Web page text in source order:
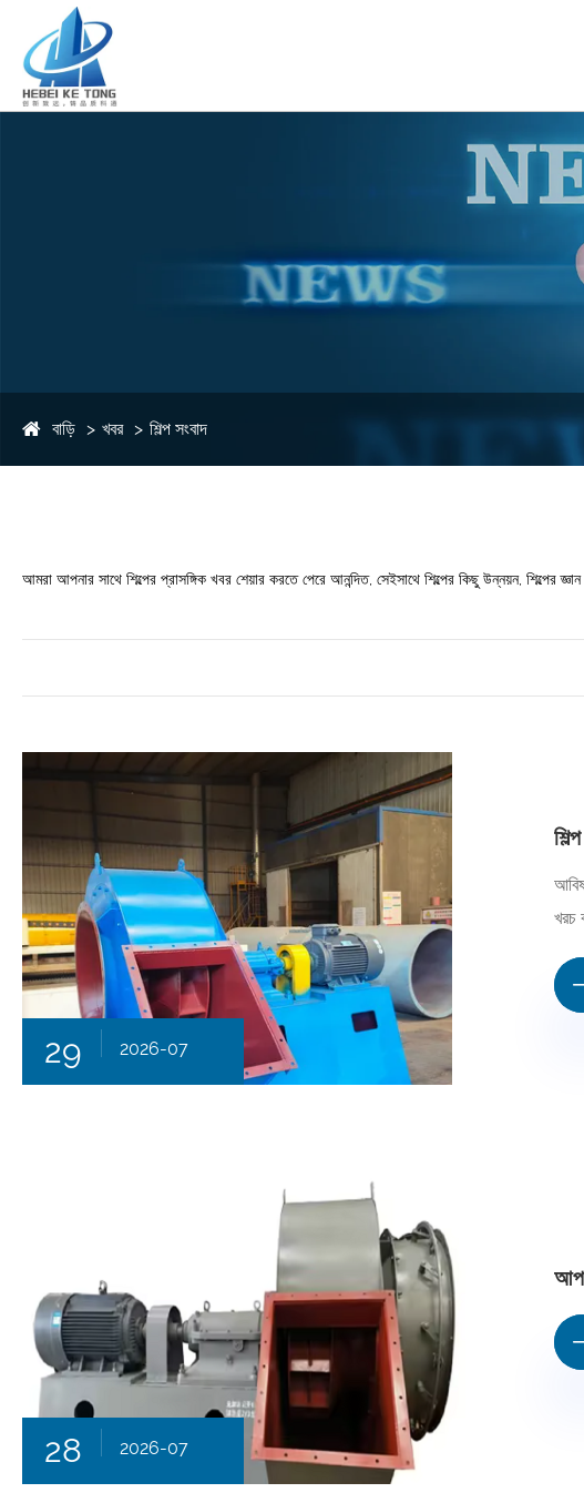
বাড়ি খবর শিল্প সংবাদ
আমরা আপনার সাথে শিল্পের প্রাসঙ্গিক খবর শেয়ার করতে পেরে আনন্দিত, সেইসাথে শিল্পের কিছু উন্নয়ন, শিল্পের
29 2026-07
খরচ
28 2026-07